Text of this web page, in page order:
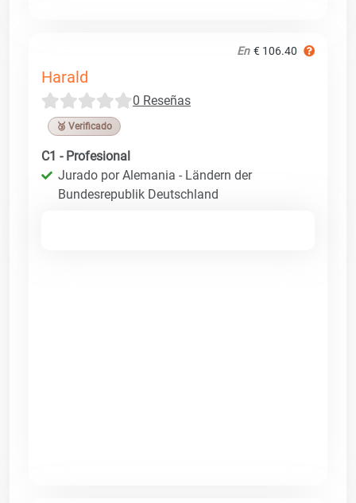
En € 106.40
Harald
0 Reseñas
🥉 Verificado
C1 - Profesional
Jurado por Alemania - Ländern der
Bundesrepublik Deutschland